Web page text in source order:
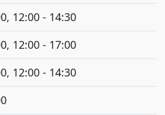
12:00 - 14:30
12:00 - 17:00
12:00 - 14:30